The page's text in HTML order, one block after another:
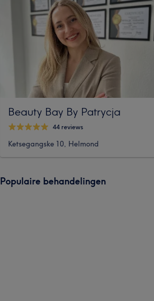
Beauty Bay By Patrycja
44 reviews
Ketsegangske 10, Helmond
Populaire behandelingen